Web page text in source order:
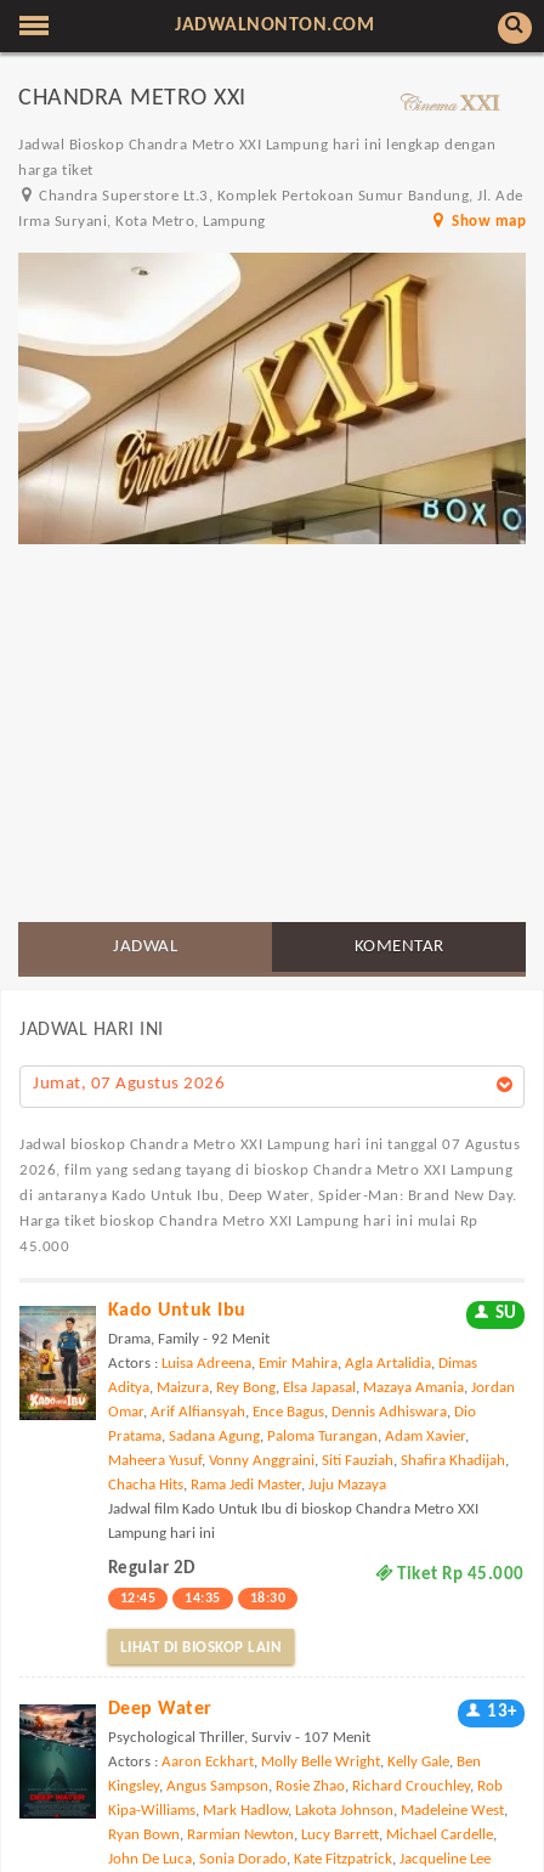
JADWALNONTON.COM
CHANDRA METRO XXI
Jadwal Bioskop Chandra Metro XXI Lampung hari ini lengkap dengan
harga tiket
Chandra Superstore Lt.3, Komplek Pertokoan Sumur Bandung, Jl. Ade
Irma Suryani, Kota Metro, Lampung
Show map
JADWAL KOMENTAR
JADWAL HARI INI
Jumat, 07 Agustus 2026
Jadwal bioskop Chandra Metro XXI Lampung hari ini tanggal 07 Agustus
2026, film yang sedang tayang di bioskop Chandra Metro XXI Lampung
di antaranya Kado Untuk Ibu, Deep Water, Spider-Man: Brand New Day.
Harga tiket bioskop Chandra Metro XXI Lampung hari ini mulai Rp
45.000
Kado Untuk Ibu SU
Drama, Family - 92 Menit
Actors : Luisa Adreena, Emir Mahira, Agla Artalidia, Dimas
Aditya, Maizura, Rey Bong, Elsa Japasal , Mazaya Amania, Jordan
Omar, Arif Alfiansyah, Ence Bagus, Dennis Adhiswara, Dio
Pratama, Sadana Agung, Paloma Turangan, Adam Xavier,
Maheera Yusuf, Vonny Anggraini, Siti Fauziah, Shafira Khadijah,
Chacha Hits, Rama Jedi Master, Juju Mazaya
Jadwal film Kado Untuk Ibu di bioskop Chandra Metro XXI
Lampung hari ini
Regular 2D Tiket Rp 45.000
12:45 14:35 18:30
LIHAT DI BIOSKOP LAIN
Deep Water 13+
Psychological Thriller, Surviv - 107 Menit
Actors : Aaron Eckhart, Molly Belle Wright, Kelly Gale, Ben
Kingsley, Angus Sampson, Rosie Zhao, Richard Crouchley, Rob
Kipa-Williams, Mark Hadlow, Lakota Johnson, Madeleine West,
Ryan Bown, Rarmian Newton, Lucy Barrett, Michael Cardelle,
John De Luca, Sonia Dorado, Kate Fitzpatrick, Jacqueline Lee